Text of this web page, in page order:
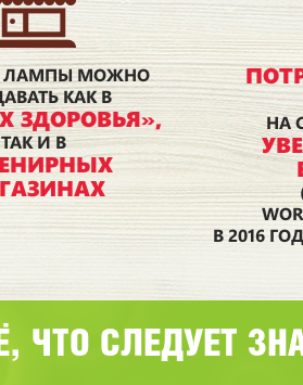
ЛАМПЫ МОЖНО
КАК В
ЗДОРОВЬЯ»,
ТАК И В
НА
В 2016
ЧТО СЛЕДУЕТ